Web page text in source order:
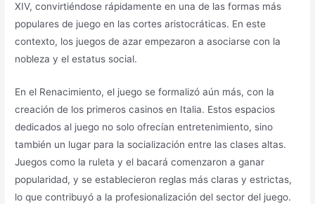
XIV, convirtiéndose rápidamente en una de las formas más
populares de juego en las cortes aristocráticas. En este
contexto, los juegos de azar empezaron a asociarse con la
nobleza y el estatus social.
En el Renacimiento, el juego se formalizó aún más, con la
creación de los primeros casinos en Italia. Estos espacios
dedicados al juego no solo ofrecían entretenimiento, sino
también un lugar para la socialización entre las clases altas.
Juegos como la ruleta y el bacará comenzaron a ganar
popularidad, y se establecieron reglas más claras y estrictas,
lo que contribuyó a la profesionalización del sector del juego.